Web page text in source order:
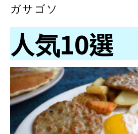
ガサゴソ
人気10選